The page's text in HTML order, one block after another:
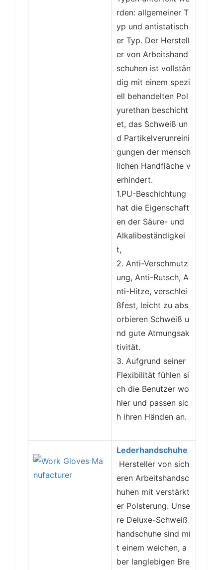
rden: allgemeiner T
yp und antistatisch
er Typ. Der Herstell
er von Arbeitshand
schuhen ist vollstän
dig mit einem spezi
ell behandelten Pol
yurethan beschicht
et, das Schweiß un
d Partikelverunreini
gungen der mensch
lichen Handfläche v
erhindert.
1.PU-Beschichtung
hat die Eigenschaft
en der Säure- und
Alkalibeständigkei
t,
2. Anti-Verschmutz
ung, Anti-Rutsch, A
nti-Hitze, verschlei
ßfest, leicht zu abs
orbieren Schweiß u
nd gute Atmungsak
tivität.
3. Aufgrund seiner
Flexibilität fühlen si
ch die Benutzer wo
hler und passen sic
h ihren Händen an.
Lederhandschuhe
Hersteller von sich
eren Arbeitshandsc
huhen mit verstärkt
er Polsterung. Unse
re Deluxe-Schweiß
handschuhe sind mi
t einem weichen, a
ber langlebigen Bre